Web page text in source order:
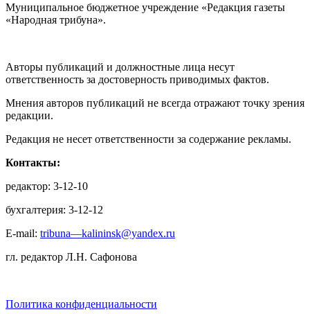
Муниципальное бюджетное учреждение «Редакция газеты
«Народная трибуна».
Авторы публикаций и должностные лица несут
ответственность за достоверность приводимых фактов.
Мнения авторов публикаций не всегда отражают точку зрения
редакции.
Редакция не несет ответственности за содержание рекламы.
Контакты:
редактор: 3-12-10
бухгалтерия: 3-12-12
E-mail: tribuna—kalininsk@yandex.ru
гл. редактор Л.Н. Сафонова
Политика конфиденциальности